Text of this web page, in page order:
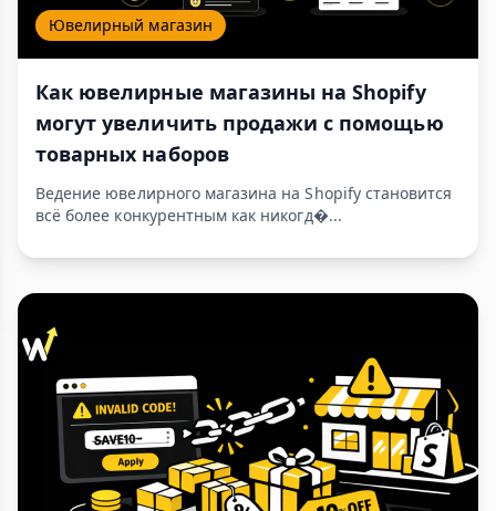
Ювелирный магазин
Как ювелирные магазины на Shopify
могут увеличить продажи с помощью
товарных наборов
Ведение ювелирного магазина на Shopify становится
всё более конкурентным как никогд�...